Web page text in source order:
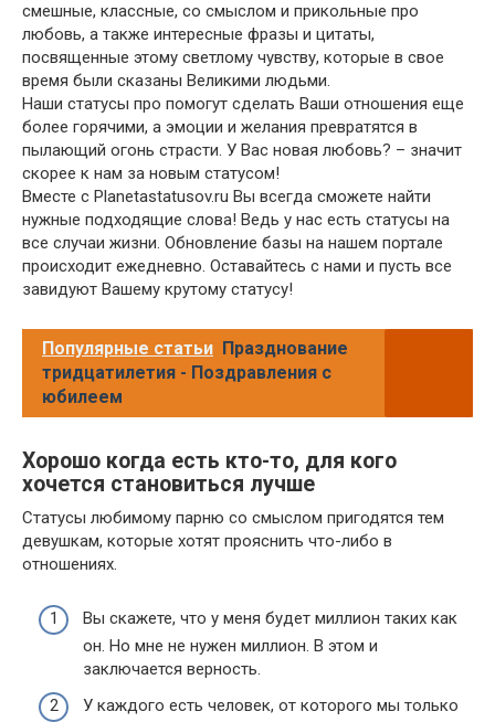
смешные, классные, со смыслом и прикольные про
любовь, а также интересные фразы и цитаты,
посвященные этому светлому чувству, которые в свое
время были сказаны Великими людьми.
Наши статусы про помогут сделать Ваши отношения еще
более горячими, а эмоции и желания превратятся в
пылающий огонь страсти. У Вас новая любовь? – значит
скорее к нам за новым статусом!
Вместе с Planetastatusov.ru Вы всегда сможете найти
нужные подходящие слова! Ведь у нас есть статусы на
все случаи жизни. Обновление базы на нашем портале
происходит ежедневно. Оставайтесь с нами и пусть все
завидуют Вашему крутому статусу!
Популярные статьи Празднование
тридцатилетия - Поздравления с
юбилеем
Хорошо когда есть кто-то, для кого
хочется становиться лучше
Статусы любимому парню со смыслом пригодятся тем
девушкам, которые хотят прояснить что-либо в
отношениях.
Вы скажете, что у меня будет миллион таких как
он. Но мне не нужен миллион. В этом и
заключается верность.
У каждого есть человек, от которого мы только